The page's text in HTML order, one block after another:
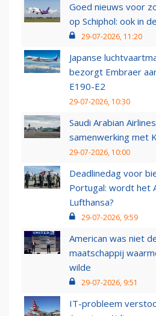
Goed nieuws voor
op Schiphol: ook in
29-07-2026, 11:20
Japanse
bezorgt Embraer
E190-E2
29-07-2026, 10:30
Saudi Arabian
samenwerking met
29-07-2026, 10:00
Deadlinedag voor
Portugal: wordt het
Lufthansa?
29-07-2026, 9:59
American was niet
maatschappij
wilde
29-07-2026, 9:51
IT-probleem